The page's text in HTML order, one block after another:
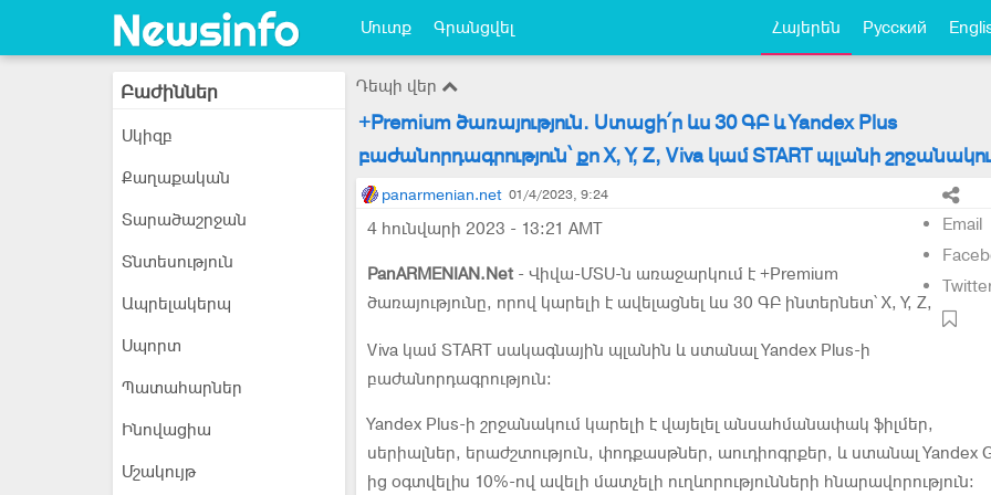
Մուտք Գրանցվել Հայերեն Русский
Բաժիններ
Սկիզբ
Քաղաքական
Տարածաշրջան
Տնտեսություն
Ապրելակերպ
Սպորտ
Պատահարներ
Ինովացիա
Մշակույթ
Դեպի վեր
+Premium ծառայություն. Ստացի՛ր ևս 30 ԳԲ և Yandex Plus
բաժանորդագրություն՝ քո X, Y, Z, Viva կամ START պլանի
panarmenian.net 01/4/2023, 9:24
Email
4 հունվարի 2023 - 13:21 AMT
PanARMENIAN.Net - Վիվա-ՄՏՍ-ն առաջարկում է +Premium
ծառայությունը, որով կարելի է ավելացնել ևս 30 ԳԲ ինտերնետ՝ X, Y, Z,
Viva կամ START սակագնային պլանին և ստանալ Yandex Plus-ի
բաժանորդագրություն:
Yandex Plus-ի շրջանակում կարելի է վայելել անսահմանափակ ֆիլմեր,
սերիալներ, երաժշտություն, փոդքասթներ, աուդիոգրքեր, և ստանալ Yandex
ից օգտվելիս 10%-ով ավելի մատչելի ուղևորությունների հնարավորություն: